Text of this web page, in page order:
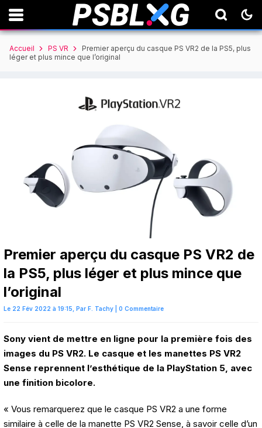
Accueil PS VR
Premier aperçu du casque PS VR2 de la PS5, plus
léger et plus mince que l’original
Premier aperçu du casque PS VR2 de
la PS5, plus léger et plus mince que
l’original
Le 22 Fév 2022 à 19:15, Par F. Tachy 0 Commentaire
Sony vient de mettre en ligne pour la première fois des
images du PS VR2. Le casque et les manettes PS VR2
Sense reprennent l’esthétique de la PlayStation 5, avec
une finition bicolore.
« Vous remarquerez que le casque PS VR2 a une forme
similaire à celle de la manette PS VR2 Sense, à savoir celle d’un